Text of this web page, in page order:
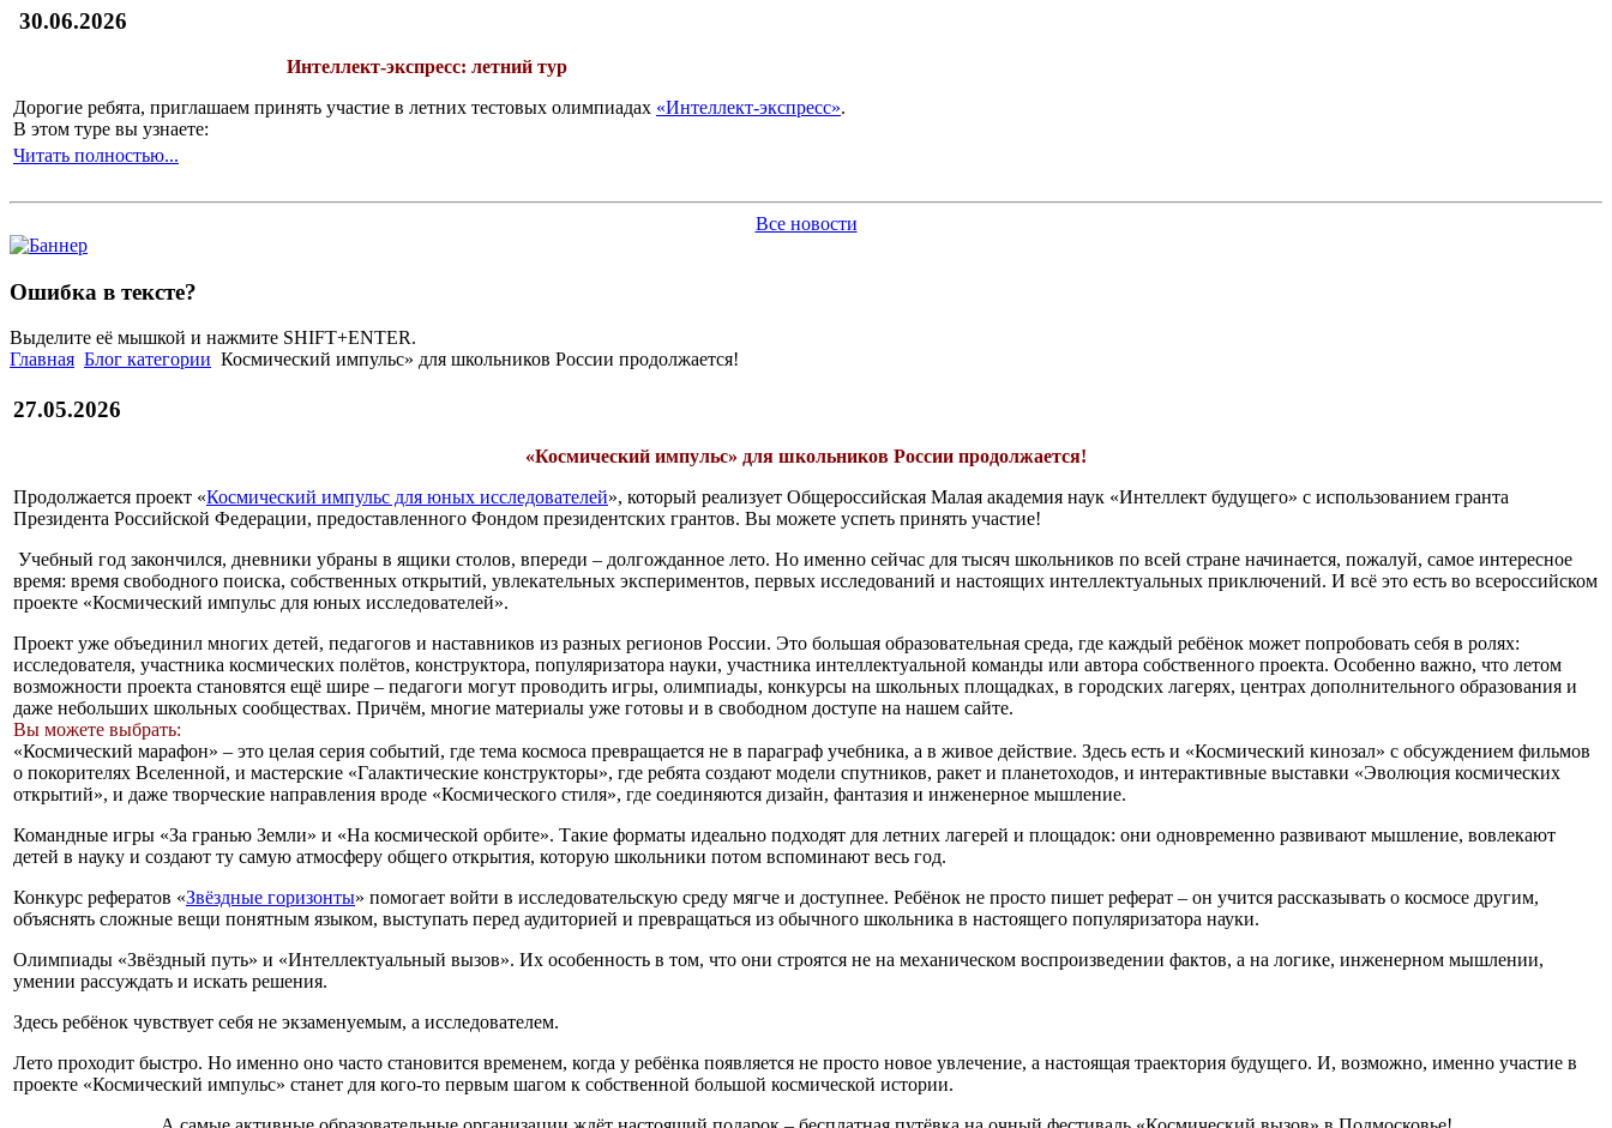
30.06.2026
Интеллект-экспресс: летний тур
Дорогие ребята, приглашаем принять участие в летних тестовых олимпиадах «Интеллект-экспресс».
В этом туре вы узнаете:
Читать полностью...
Все новости
Ошибка в тексте?
Выделите её мышкой и нажмите SHIFT+ENTER.
Главная Блог категории Космический импульс» для школьников России продолжается!
27.05.2026
«Космический импульс» для школьников России продолжается!
Продолжается проект «Космический импульс для юных исследователей», который реализует Общероссийская Малая академия наук «Интеллект будущего» с использованием гранта
Президента Российской Федерации, предоставленного Фондом президентских грантов. Вы можете успеть принять участие!
Учебный год закончился, дневники убраны в ящики столов, впереди – долгожданное лето. Но именно сейчас для тысяч школьников по всей стране начинается, пожалуй, самое интересное
время: время свободного поиска, собственных открытий, увлекательных экспериментов, первых исследований и настоящих интеллектуальных приключений. И всё это есть во всероссийском
проекте «Космический импульс для юных исследователей».
Проект уже объединил многих детей, педагогов и наставников из разных регионов России. Это большая образовательная среда, где каждый ребёнок может попробовать себя в ролях:
исследователя, участника космических полётов, конструктора, популяризатора науки, участника интеллектуальной команды или автора собственного проекта. Особенно важно, что летом
возможности проекта становятся ещё шире – педагоги могут проводить игры, олимпиады, конкурсы на школьных площадках, в городских лагерях, центрах дополнительного образования и
даже небольших школьных сообществах. Причём, многие материалы уже готовы и в свободном доступе на нашем сайте.
Вы можете выбрать:
«Космический марафон» – это целая серия событий, где тема космоса превращается не в параграф учебника, а в живое действие. Здесь есть и «Космический кинозал» с обсуждением фильмов
о покорителях Вселенной, и мастерские «Галактические конструкторы», где ребята создают модели спутников, ракет и планетоходов, и интерактивные выставки «Эволюция космических
открытий», и даже творческие направления вроде «Космического стиля», где соединяются дизайн, фантазия и инженерное мышление.
Командные игры «За гранью Земли» и «На космической орбите». Такие форматы идеально подходят для летних лагерей и площадок: они одновременно развивают мышление, вовлекают
детей в науку и создают ту самую атмосферу общего открытия, которую школьники потом вспоминают весь год.
Конкурс рефератов «Звёздные горизонты» помогает войти в исследовательскую среду мягче и доступнее. Ребёнок не просто пишет реферат – он учится рассказывать о космосе другим,
объяснять сложные вещи понятным языком, выступать перед аудиторией и превращаться из обычного школьника в настоящего популяризатора науки.
Олимпиады «Звёздный путь» и «Интеллектуальный вызов». Их особенность в том, что они строятся не на механическом воспроизведении фактов, а на логике, инженерном мышлении,
умении рассуждать и искать решения.
Здесь ребёнок чувствует себя не экзаменуемым, а исследователем.
Лето проходит быстро. Но именно оно часто становится временем, когда у ребёнка появляется не просто новое увлечение, а настоящая траектория будущего. И, возможно, именно участие в
проекте «Космический импульс» станет для кого-то первым шагом к собственной большой космической истории.